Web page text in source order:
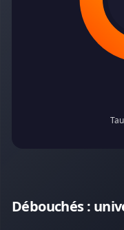
Débouchés :